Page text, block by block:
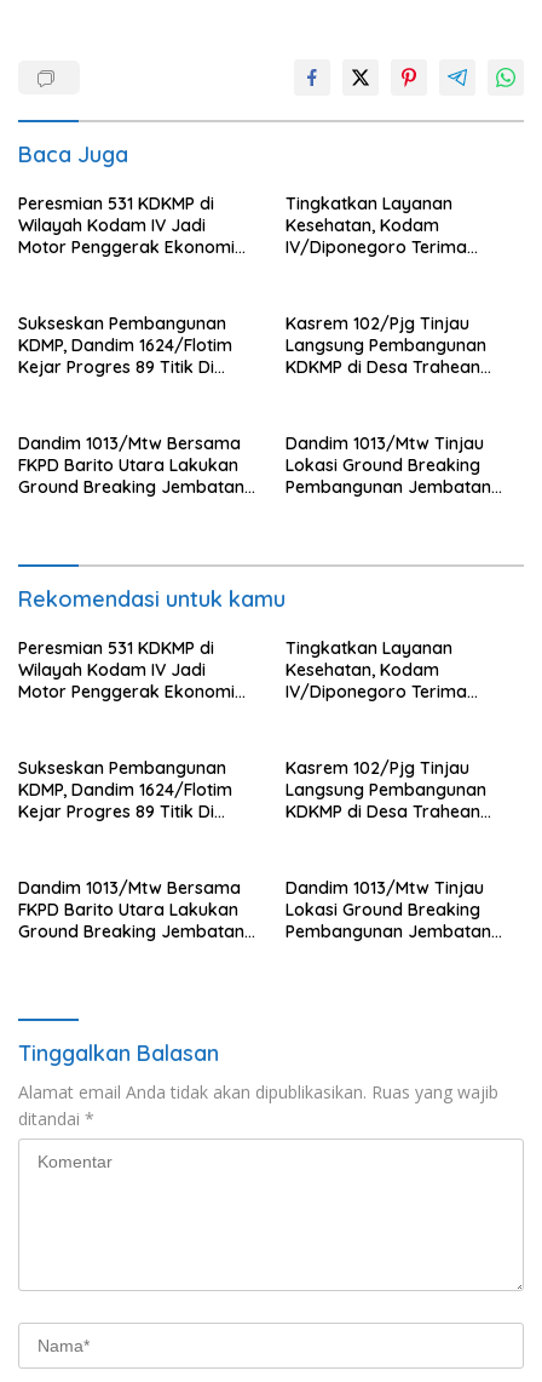
Baca Juga
Peresmian 531 KDKMP di
Wilayah Kodam IV Jadi
Motor Penggerak Ekonomi
Tingkatkan Layanan
Kesehatan, Kodam
IV/Diponegoro Terima
Sukseskan Pembangunan
KDMP, Dandim 1624/Flotim
Kejar Progres 89 Titik Di
Kasrem 102/Pjg Tinjau
Langsung Pembangunan
KDKMP di Desa Trahean
Dandim 1013/Mtw Bersama
FKPD Barito Utara Lakukan
Ground Breaking Jembatan
Dandim 1013/Mtw Tinjau
Lokasi Ground Breaking
Pembangunan Jembatan
Rekomendasi untuk kamu
Peresmian 531 KDKMP di
Wilayah Kodam IV Jadi
Motor Penggerak Ekonomi
Tingkatkan Layanan
Kesehatan, Kodam
IV/Diponegoro Terima
Sukseskan Pembangunan
KDMP, Dandim 1624/Flotim
Kejar Progres 89 Titik Di
Kasrem 102/Pjg Tinjau
Langsung Pembangunan
KDKMP di Desa Trahean
Dandim 1013/Mtw Bersama
FKPD Barito Utara Lakukan
Ground Breaking Jembatan
Dandim 1013/Mtw Tinjau
Lokasi Ground Breaking
Pembangunan Jembatan
Tinggalkan Balasan
Alamat email Anda tidak akan dipublikasikan. Ruas yang wajib
ditandai *